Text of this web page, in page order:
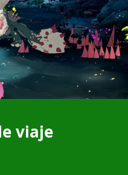
viaje